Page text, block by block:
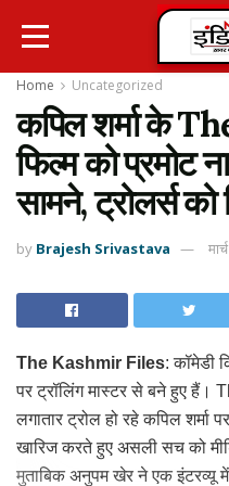
Home Uncategorized
कपिल शर्मा के
फिल्म को प्रमोट
सामने, ट्रोलर्स को
by Brajesh Srivastava
The Kashmir Files: कॉमेडी
पर ट्रॉलिंग मास्टर से बने हुए
लगातार ट्रोल हो रहे कपिल
खारिज करते हुए असली सच को
मुताबिक अनुपम खेर ने एक इंटरव्यू में